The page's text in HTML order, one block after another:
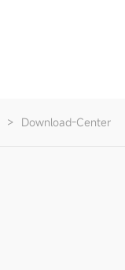
> Download-Center